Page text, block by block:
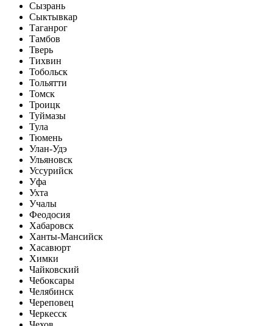
Сызрань
Сыктывкар
Таганрог
Тамбов
Тверь
Тихвин
Тобольск
Тольятти
Томск
Троицк
Туймазы
Тула
Тюмень
Улан-Удэ
Ульяновск
Уссурийск
Уфа
Ухта
Учалы
Феодосия
Хабаровск
Ханты-Мансийск
Хасавюрт
Химки
Чайковский
Чебоксары
Челябинск
Череповец
Черкесск